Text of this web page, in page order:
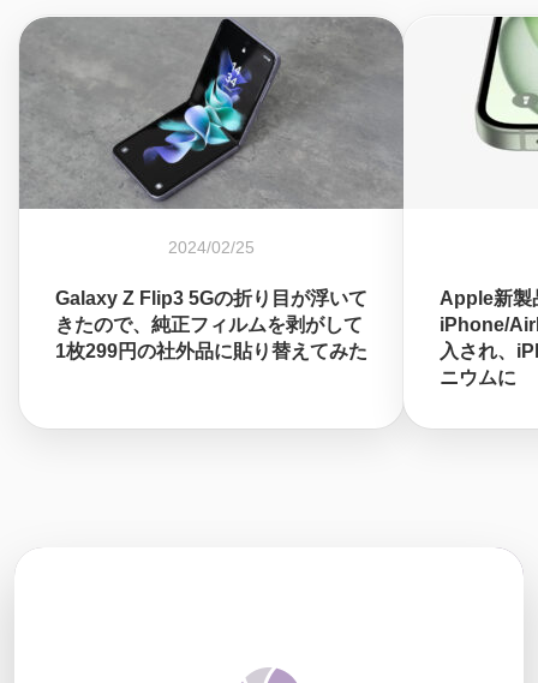
2024/02/25
Galaxy Z Flip3 5Gの折り目が浮いて
きたので、純正フィルムを剥がして
1枚299円の社外品に貼り替えてみた
Apple新製
iPhone/
入され、
ニウムに